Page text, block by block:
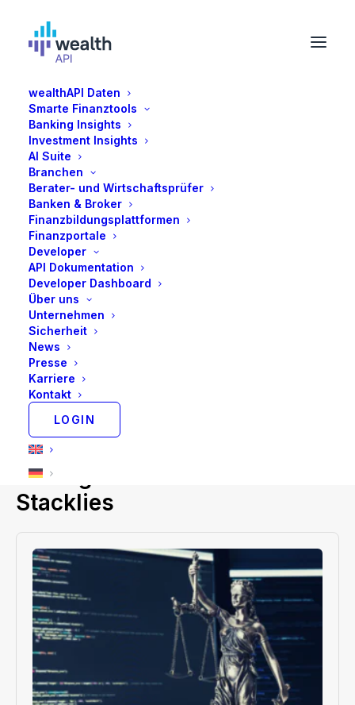
wealthAPI Daten
Smarte Finanztools
Banking Insights
Investment Insights
AI Suite
Branchen
Berater- und Wirtschaftsprüfer
Banken & Broker
Finanzbildungsplattformen
Finanzportale
Developer
API Dokumentation
Developer Dashboard
Über uns
Unternehmen
Sicherheit
News
Presse
Karriere
Kontakt
LOGIN
Dr. Wolfram Stacklies
Wolfram Stacklies verfügt über mehr als zwei
Jahrzehnte Erfahrung in der Full-Stack-
Entwicklung und ist spezialisiert in der Erstellung
robuster und skalierbarer Softwarelösungen. Sein
Doktortitel in Computational Biology verleiht ihm
ein tiefes Verständnis für Datenanalyse und
Techniken des maschinellen Lernens. Als
Spezialist für Data Science ist Wolfram versiert
darin, aussagekräftige Erkenntnisse aus
komplexen biologischen Datensätzen zu
gewinnen und diese Fähigkeiten zur Bewältigung
kritischer Herausforderungen in diesem Bereich
anzuwenden.
Beiträge von Dr. Wolfram
Stacklies